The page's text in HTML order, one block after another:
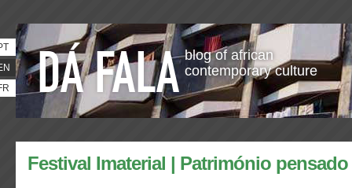
blog of african
contemporary culture
Festival Imaterial | Património